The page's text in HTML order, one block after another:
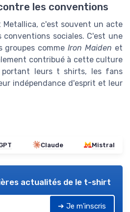
les conventions
c'est souvent un acte
conventions sociales. C'est une
groupes commeIron Maiden et
contribué à cette culture
portant leurs t shirts, les fans
indépendance d'esprit et leur
Claude Mistral
actualités de le t-shirt
➔ Je m'inscris